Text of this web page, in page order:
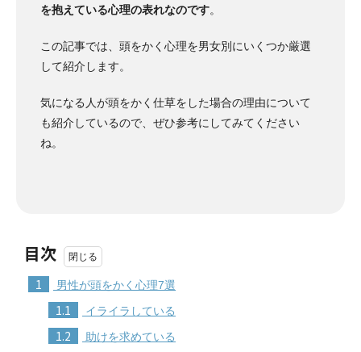
を抱えている心理の表れなのです。
この記事では、頭をかく心理を男女別にいくつか厳選
して紹介します。
気になる人が頭をかく仕草をした場合の理由について
も紹介しているので、ぜひ参考にしてみてください
ね。
目次
1 男性が頭をかく心理7選
1.1 イライラしている
1.2 助けを求めている